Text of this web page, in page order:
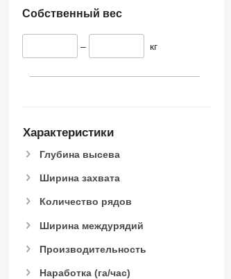
Собственный вес
– кг
Характеристики
Глубина высева
Ширина захвата
Количество рядов
Ширина междурядий
Производительность
Наработка (га/час)